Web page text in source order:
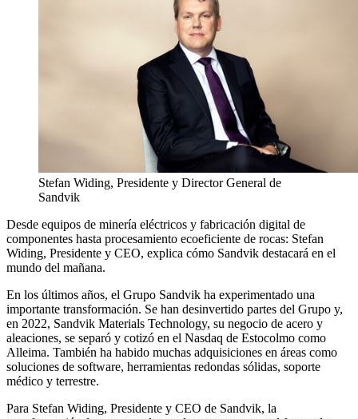
Stefan Widing, Presidente y Director General de
Sandvik
Desde equipos de minería eléctricos y fabricación digital de
componentes hasta procesamiento ecoeficiente de rocas: Stefan
Widing, Presidente y CEO, explica cómo Sandvik destacará en el
mundo del mañana.
En los últimos años, el Grupo Sandvik ha experimentado una
importante transformación. Se han desinvertido partes del Grupo y,
en 2022, Sandvik Materials Technology, su negocio de acero y
aleaciones, se separó y cotizó en el Nasdaq de Estocolmo como
Alleima. También ha habido muchas adquisiciones en áreas como
soluciones de software, herramientas redondas sólidas, soporte
médico y terrestre.
Para Stefan Widing, Presidente y CEO de Sandvik, la